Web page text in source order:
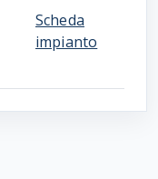
Scheda
impianto